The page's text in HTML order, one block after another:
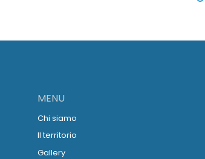
MENU
Chi siamo
Il territorio
Gallery